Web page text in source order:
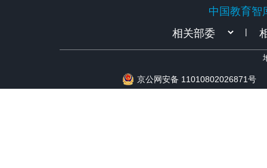
中国教育智
|
京公网安备 11010802026871号